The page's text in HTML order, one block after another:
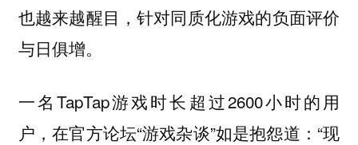
也越来越醒目，针对同质化游戏的负面评价
与日俱增。
一名TapTap游戏时长超过2600小时的用
户，在官方论坛“游戏杂谈”如是抱怨道：“现